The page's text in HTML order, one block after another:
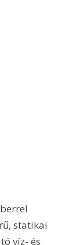
statikai
víz- és